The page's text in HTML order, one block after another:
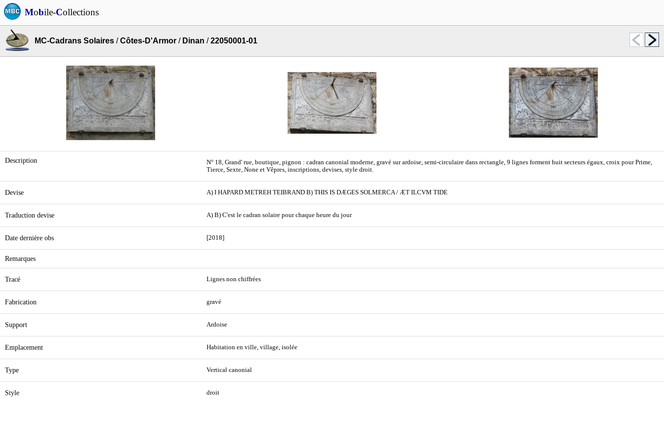
Mobile-Collections
MC-Cadrans Solaires /Côtes-D'Armor / Dinan /22050001-01
Description
N° 18, Grand' rue, boutique, pignon : cadran canonial moderne, gravé sur ardoise, semi-circulaire dans rectangle, 9 lignes forment huit secteurs égaux, croix pour Prime,
Tierce, Sexte, None et Vêpres, inscriptions, devises, style droit.
Devise A) I HAPARD METREH TEIBRAND B) THIS IS DÆGES SOLMERCA / ÆT ILCVM TIDE
Traduction devise A) B) C'est le cadran solaire pour chaque heure du jour
Date dernière obs [2018]
Remarques
Tracé Lignes non chiffrées
Fabrication gravé
Support Ardoise
Emplacement Habitation en ville, village, isolée
Type Vertical canonial
Style droit